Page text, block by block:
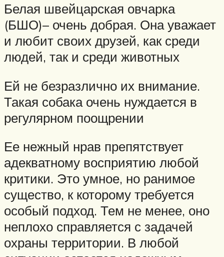
Белая швейцарская овчарка
(БШО)– очень добрая. Она уважает
и любит своих друзей, как среди
людей, так и среди животных
Ей не безразлично их внимание.
Такая собака очень нуждается в
регулярном поощрении
Ее нежный нрав препятствует
адекватному восприятию любой
критики. Это умное, но ранимое
существо, к которому требуется
особый подход. Тем не менее, оно
неплохо справляется с задачей
охраны территории. В любой